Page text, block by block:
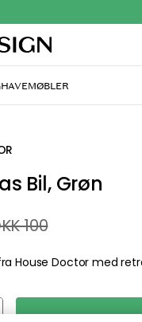
HAVEMØBLER
at den er flyttet. Vi